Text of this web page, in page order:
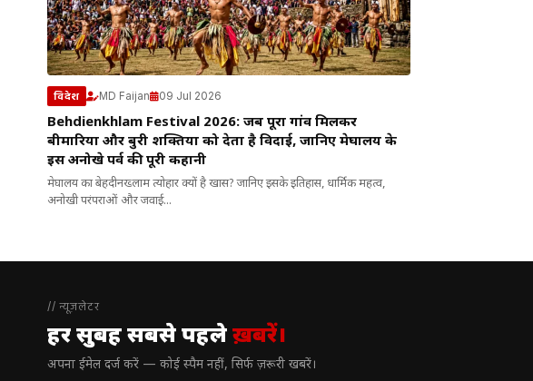
विदेश MD Faijan 09 Jul 2026
Behdienkhlam Festival 2026: जब पूरा गांव मिलकर
बीमारियों और बुरी शक्तियों को देता है विदाई, जानिए मेघालय के
इस अनोखे पर्व की पूरी कहानी
मेघालय का बेहदीनख्लाम त्योहार क्यों है खास? जानिए इसके इतिहास, धार्मिक महत्व,
अनोखी परंपराओं और जवाई...
// न्यूज़लेटर
हर सुबह सबसे पहलेख़बरें।
अपना ईमेल दर्ज करें — कोई स्पैम नहीं, सिर्फ ज़रूरी खबरें।